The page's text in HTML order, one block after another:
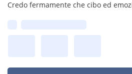
Credo fermamente che cibo ed